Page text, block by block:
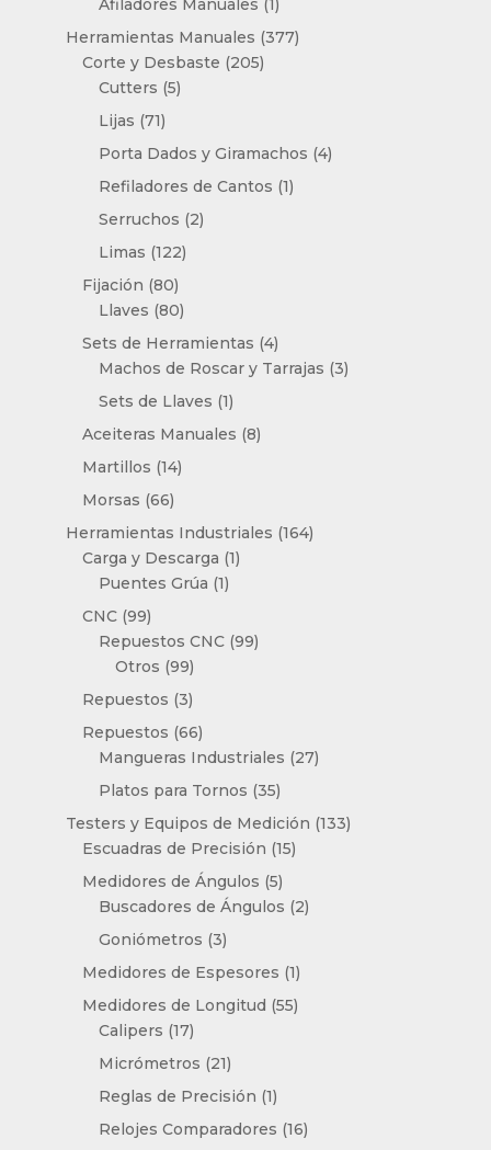
Afiladores Manuales 1
producto
Herramientas Manuales 377377
Corte y Desbaste 205205
Cutters 55
Lijas 7171
productos
Porta Dados y Giramachos 44
Refiladores de Cantos 11
Serruchos 22
Limas 122122
Fijación 8080
productos
Llaves 8080
productos
Sets de Herramientas 44
productos
Machos de Roscar y Tarrajas 33
Sets de Llaves 11
producto
Aceiteras Manuales 88
Martillos 1414
Morsas 6666
productos
Herramientas Industriales 164164
Carga y Descarga 11
Puentes Grúa 11
CNC 9999
productos
Repuestos CNC 9999
Otros 9999
productos
Repuestos 33
productos
Repuestos 6666
productos
Mangueras Industriales 2727
Platos para Tornos 3535
productos
Testers y Equipos de Medición 133133
Escuadras de Precisión 1515
Medidores de Ángulos 55
productos
Buscadores de Ángulos 22
Goniómetros 33
productos
Medidores de Espesores 11
producto
Medidores de Longitud 5555
Calipers 1717
productos
Micrómetros 2121
productos
Reglas de Precisión 11
producto
Relojes Comparadores 1616